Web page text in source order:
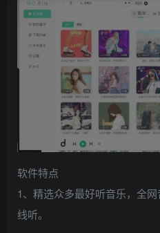
软件特点
1、精选众多最好听音乐，全
线听。